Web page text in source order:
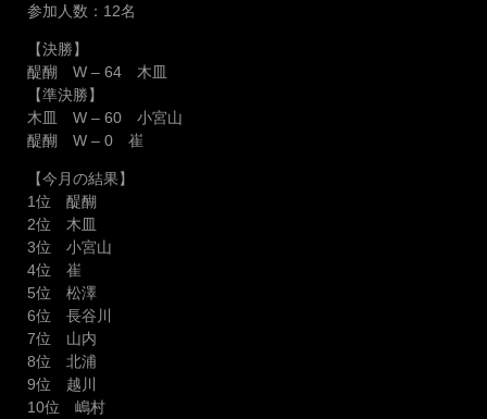
参加人数：12名
【決勝】
醍醐 W – 64 木皿
【準決勝】
木皿 W – 60 小宮山
醍醐 W – 0 崔
【今月の結果】
1位 醍醐
2位 木皿
3位 小宮山
4位 崔
5位 松澤
6位 長谷川
7位 山内
8位 北浦
9位 越川
10位 嶋村